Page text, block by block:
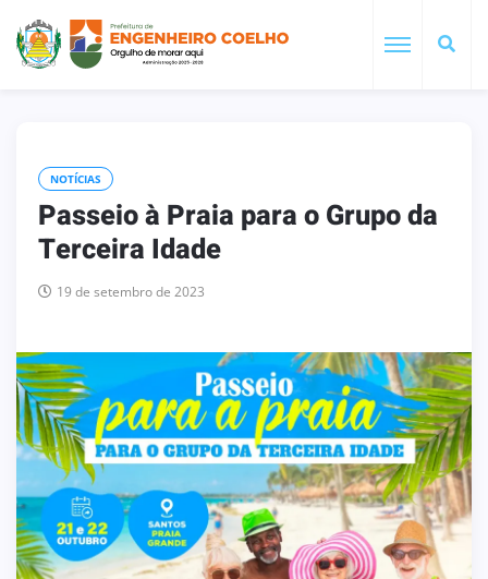
NOTÍCIAS
Passeio à Praia para o Grupo da
Terceira Idade
19 de setembro de 2023